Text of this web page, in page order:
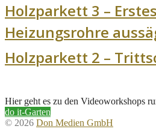
Holzparkett 3 –
Heizungsrohre
Holzparkett 2 –
Hier geht es zu den Videoworkshops
do it-Garten
© 2026 Don Medien GmbH